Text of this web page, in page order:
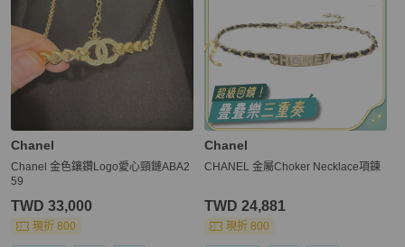
Chanel
Chanel 金色鑲鑽Logo愛心頸鏈ABA2
59
TWD 33,000
現折 800
Chanel
CHANEL 金屬Choker Necklace項鍊
TWD 24,881
現折 800